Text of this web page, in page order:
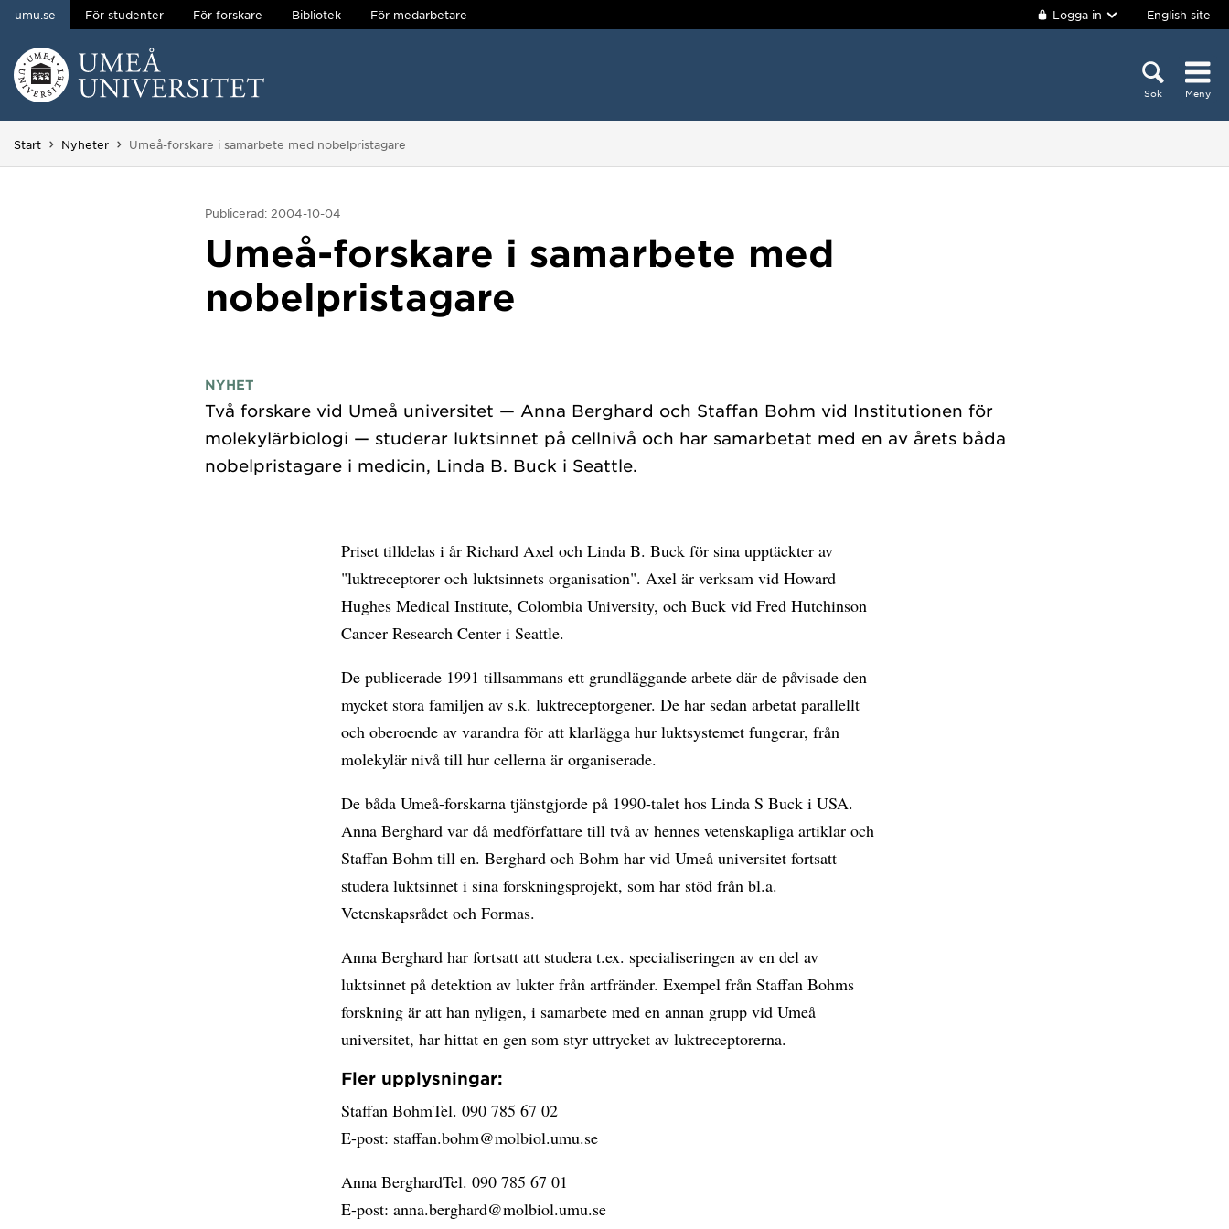
Hoppa direkt till innehållet
umu.se För studenter För forskare Bibliotek För medarbetare Logga in English site
Sök Meny
Start Nyheter Du är här:
Umeå-forskare i samarbete med nobelpristagare
Publicerad: 2004-10-04
Umeå-forskare i samarbete med
nobelpristagare
NYHET
Två forskare vid Umeå universitet — Anna Berghard och Staffan Bohm vid Institutionen för
molekylärbiologi — studerar luktsinnet på cellnivå och har samarbetat med en av årets båda
Priset tilldelas i år Richard Axel och Linda B. Buck för sina upptäckter av
"luktreceptorer och luktsinnets organisation". Axel är verksam vid Howard
Hughes Medical Institute, Colombia University, och Buck vid Fred Hutchinson
Cancer Research Center i Seattle.
De publicerade 1991 tillsammans ett grundläggande arbete där de påvisade den
mycket stora familjen av s.k. luktreceptorgener. De har sedan arbetat parallellt
och oberoende av varandra för att klarlägga hur luktsystemet fungerar, från
molekylär nivå till hur cellerna är organiserade.
De båda Umeå-forskarna tjänstgjorde på 1990-talet hos Linda S Buck i USA.
Anna Berghard var då medförfattare till två av hennes vetenskapliga artiklar och
Staffan Bohm till en. Berghard och Bohm har vid Umeå universitet fortsatt
studera luktsinnet i sina forskningsprojekt, som har stöd från bl.a.
Vetenskapsrådet och Formas.
Anna Berghard har fortsatt att studera t.ex. specialiseringen av en del av
luktsinnet på detektion av lukter från artfränder. Exempel från Staffan Bohms
forskning är att han nyligen, i samarbete med en annan grupp vid Umeå
universitet, har hittat en gen som styr uttrycket av luktreceptorerna.
Fler upplysningar:
Staffan BohmTel. 090 785 67 02
E-post: staffan.bohm@molbiol.umu.se
Anna BerghardTel. 090 785 67 01
E-post: anna.berghard@molbiol.umu.se